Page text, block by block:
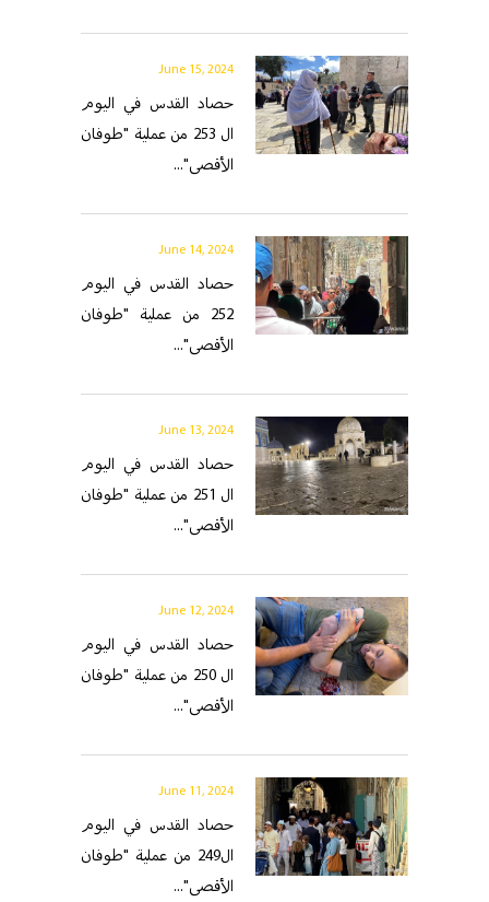
June 15, 2024
حصاد القدس في اليوم
ال 253 من عملية "طوفان
الأقصى"...
June 14, 2024
حصاد القدس في اليوم
252 من عملية "طوفان
الأقصى"...
June 13, 2024
حصاد القدس في اليوم
ال 251 من عملية "طوفان
الأقصى"...
June 12, 2024
حصاد القدس في اليوم
ال 250 من عملية "طوفان
الأقصى"...
June 11, 2024
حصاد القدس في اليوم
ال249 من عملية "طوفان
الأقصى"...